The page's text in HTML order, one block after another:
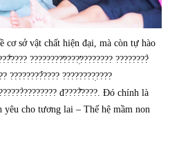
sở vật chất hiện đại, mà còn tự hào
????????̛????̛̣???????? ????????̀
????????̉???? ????????̣????
đ????̂̀????. Đó chính là
cho tương lai – Thế hệ mầm non